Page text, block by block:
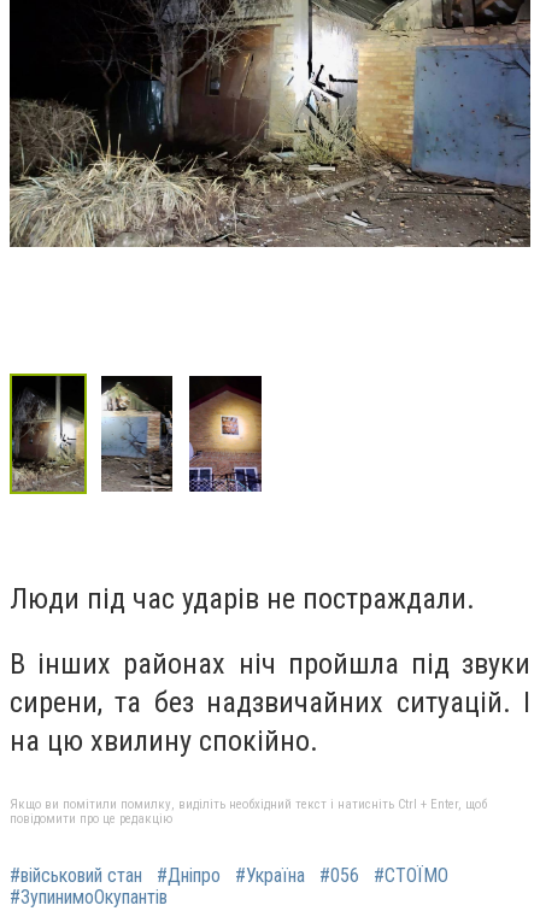
Люди під час ударів не постраждали.
В інших районах ніч пройшла під звуки
сирени, та без надзвичайних ситуацій. І
на цю хвилину спокійно.
Якщо ви помітили помилку, виділіть необхідний текст і натисніть Ctrl + Enter, щоб
повідомити про це редакцію
#військовий стан #Дніпро #Україна #056
#СТОЇМО
#ЗупинимоОкупантів